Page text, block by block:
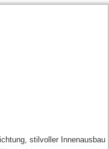
stilvoller Innenausbau